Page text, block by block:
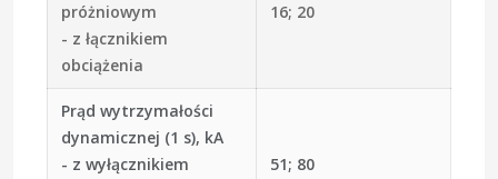
próżniowym
- z łącznikiem
obciążenia
16; 20
Prąd wytrzymałości
dynamicznej (1 s), kA
- z wyłącznikiem
51; 80